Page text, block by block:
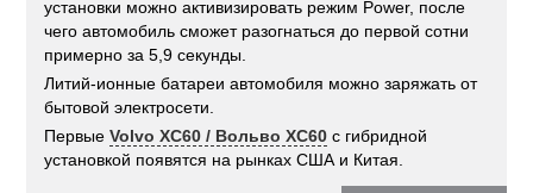
установки можно активизировать режим Power, после
чего автомобиль сможет разогнаться до первой сотни
примерно за 5,9 секунды.
Литий-ионные батареи автомобиля можно заряжать от
бытовой электросети.
ПервыеVolvo XC60 / Вольво XC60 с гибридной
установкой появятся на рынках США и Китая.